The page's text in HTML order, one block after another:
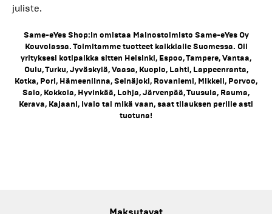
juliste.
Same-eYes Shop:in omistaa Mainostoimisto Same-eYes Oy
Kouvolassa. Toimitamme tuotteet kaikkialle Suomessa. Oli
yrityksesi kotipaikka sitten Helsinki, Espoo, Tampere, Vantaa,
Oulu, Turku, Jyväskylä, Vaasa, Kuopio, Lahti, Lappeenranta,
Kotka, Pori, Hämeenlinna, Seinäjoki, Rovaniemi, Mikkeli, Porvoo,
Salo, Kokkola, Hyvinkää, Lohja, Järvenpää, Tuusula, Rauma,
Kerava, Kajaani, Ivalo tai mikä vaan, saat tilauksen perille asti
tuotuna!